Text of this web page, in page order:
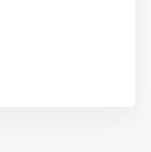
akkumulátor